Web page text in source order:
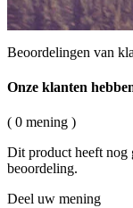
Beoordelingen van
Onze klanten
( 0 mening )
Dit product heeft nog
beoordeling.
Deel uw mening